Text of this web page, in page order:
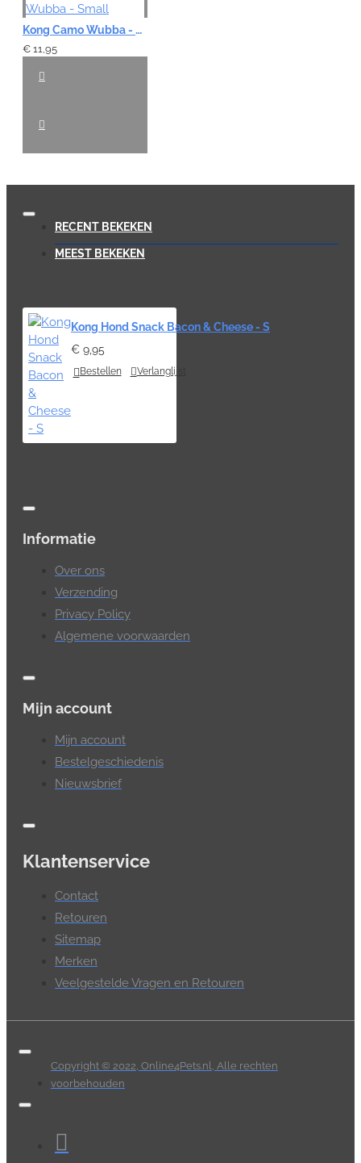
Kong Camo Wubba - Small
€ 11,95
RECENT BEKEKEN
MEEST BEKEKEN
Kong Hond Snack Bacon & Cheese - S
€ 9,95
Bestellen Verlanglijst
Informatie
Over ons
Verzending
Privacy Policy
Algemene voorwaarden
Mijn account
Mijn account
Bestelgeschiedenis
Nieuwsbrief
Klantenservice
Contact
Retouren
Sitemap
Merken
Veelgestelde Vragen en Retouren
Copyright © 2022, Online4Pets.nl, Alle rechten
voorbehouden